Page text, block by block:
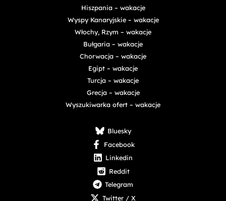
Hiszpania – wakacje
Wyspy Kanaryjskie – wakacje
Włochy, Rzym – wakacje
Bułgaria – wakacje
Chorwacja – wakacje
Egipt – wakacje
Turcja – wakacje
Grecja – wakacje
Wyszukiwarka ofert – wakacje
Bluesky
Facebook
Linkedin
Reddit
Telegram
Twitter / X